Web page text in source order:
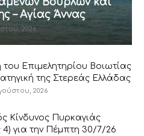
– Αγίας Άννας
2026
Επιμελητηρίου Βοιωτίας
της Στερεάς Ελλάδας
2026
Κίνδυνος Πυρκαγιάς
4) για την Πέμπτη 30/7/26